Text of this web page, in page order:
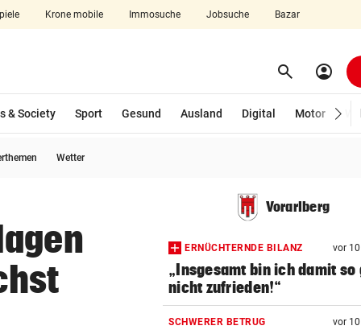
Krone mobile Immosuche Jobsuche Bazar
aufklappen search Suchen
account_circle
& Society Sport Gesund Ausland Digital Motor
Wetter
Vorarlberg
ERNÜCHTERNDE BILANZ vor
„Insgesamt bin ich damit so
nicht zufrieden!“
SCHWERER BETRUG vor